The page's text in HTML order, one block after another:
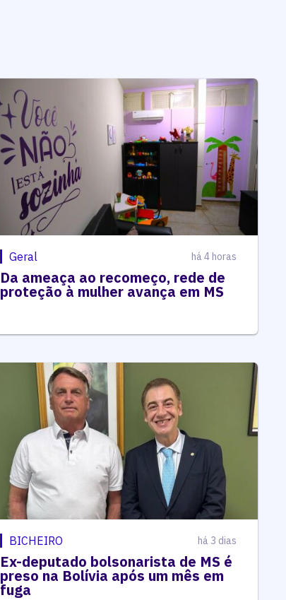
Geral há 4 horas
Da ameaça ao recomeço, rede de
proteção à mulher avança em MS
BICHEIRO há 3 dias
Ex-deputado bolsonarista de MS é
preso na Bolívia após um mês em
fuga